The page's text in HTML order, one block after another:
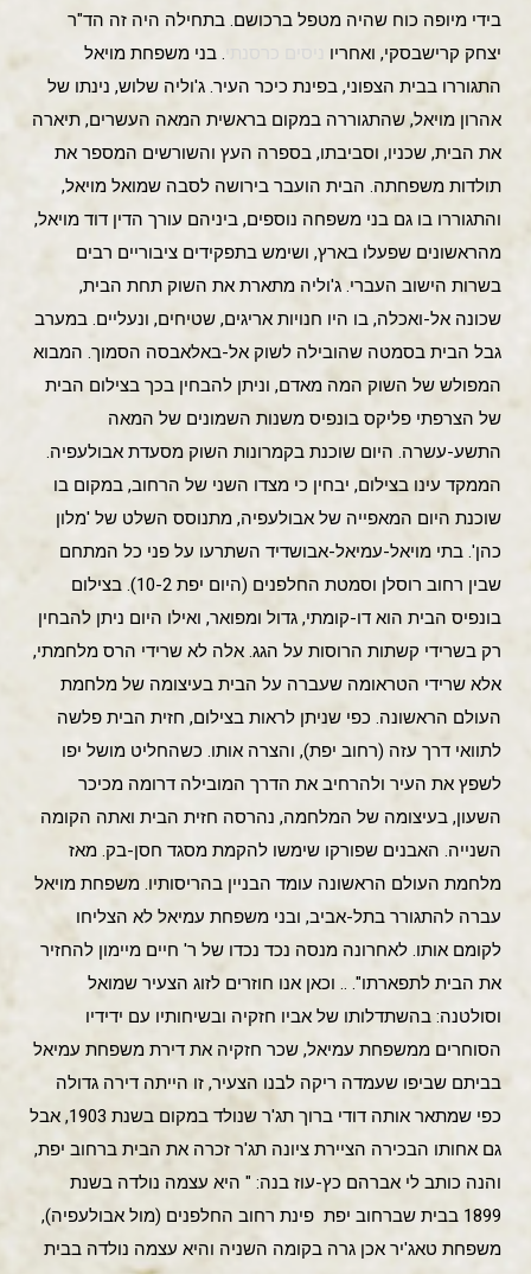
בידי מיופה כוח שהיה מטפל ברכושם. בתחילה היה זה הד"ר
יצחק קרישבסקי, ואחריו
. בני משפחת מויאל
התגוררו בבית הצפוני, בפינת כיכר העיר. ג'וליה שלוש, נינתו של
אהרון מויאל, שהתגוררה במקום בראשית המאה העשרים, תיארה
את הבית, שכניו, וסביבתו, בספרה העץ והשורשים המספר את
תולדות משפחתה. הבית הועבר בירושה לסבה שמואל מויאל,
והתגוררו בו גם בני משפחה נוספים, ביניהם עורך הדין דוד מויאל,
מהראשונים שפעלו בארץ, ושימש בתפקידים ציבוריים רבים
בשרות הישוב העברי. ג'וליה מתארת את השוק תחת הבית,
שכונה אל-ואכלה, בו היו חנויות אריגים, שטיחים, ונעליים. במערב
גבל הבית בסמטה שהובילה לשוק אל-באלאבסה הסמוך. המבוא
המפולש של השוק המה מאדם, וניתן להבחין בכך בצילום הבית
של הצרפתי פליקס בונפיס משנות השמונים של המאה
התשע-עשרה. היום שוכנת בקמרונות השוק מסעדת אבולעפיה.
הממקד עינו בצילום, יבחין כי מצדו השני של הרחוב, במקום בו
שוכנת היום המאפייה של אבולעפיה, מתנוסס השלט של 'מלון
כהן'. בתי מויאל-עמיאל-אבושדיד השתרעו על פני כל המתחם
שבין רחוב רוסלן וסמטת החלפנים (היום יפת 10-2). בצילום
בונפיס הבית הוא דו-קומתי, גדול ומפואר, ואילו היום ניתן להבחין
רק בשרידי קשתות הרוסות על הגג. אלה לא שרידי הרס מלחמתי,
אלא שרידי הטראומה שעברה על הבית בעיצומה של מלחמת
העולם הראשונה. כפי שניתן לראות בצילום, חזית הבית פלשה
לתוואי דרך עזה (רחוב יפת), והצרה אותו. כשהחליט מושל יפו
לשפץ את העיר ולהרחיב את הדרך המובילה דרומה מכיכר
השעון, בעיצומה של המלחמה, נהרסה חזית הבית ואתה הקומה
השנייה. האבנים שפורקו שימשו להקמת מסגד חסן-בק. מאז
מלחמת העולם הראשונה עומד הבניין בהריסותיו. משפחת מויאל
עברה להתגורר בתל-אביב, ובני משפחת עמיאל לא הצליחו
לקומם אותו. לאחרונה מנסה נכד נכדו של ר' חיים מיימון להחזיר
את הבית לתפארתו". .. וכאן אנו חוזרים לזוג הצעיר שמואל
וסולטנה: בהשתדלותו של אביו חזקיה ובשיחותיו עם ידידיו
הסוחרים ממשפחת עמיאל, שכר חזקיה את דירת משפחת עמיאל
בביתם שביפו שעמדה ריקה לבנו הצעיר, זו הייתה דירה גדולה
כפי שמתאר אותה דודי ברוך תג'ר שנולד במקום בשנת 1903, אבל
גם אחותו הבכירה הציירת ציונה תג'ר זכרה את הבית ברחוב יפת,
והנה כותב לי אברהם כץ-עוז בנה: " היא עצמה נולדה בשנת
1899 בבית שברחוב יפת פינת רחוב החלפנים (מול אבולעפיה),
משפחת טאג'יר אכן גרה בקומה השניה והיא עצמה נולדה בבית